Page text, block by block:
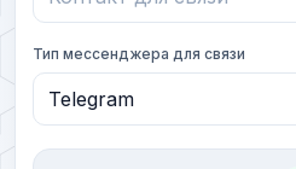
Тип мессенджера для связи